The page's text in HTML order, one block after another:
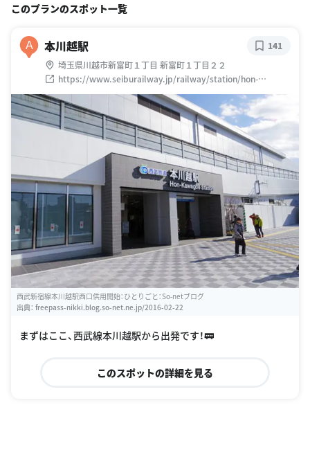
このプランのスポット一覧
A 本川越駅
埼玉県川越市新富町１丁目 新富町１丁目２２
https://www.seiburailway.jp/railway/station/hon-
kawagoe/
141
西武新宿線本川越駅西口供用開始：ひとりごと：So-netブログ
出典： freepass-nikki.blog.so-net.ne.jp/2016-02-22
まずはここ、西武線本川越駅から出発です！🚃
このスポットの詳細を見る